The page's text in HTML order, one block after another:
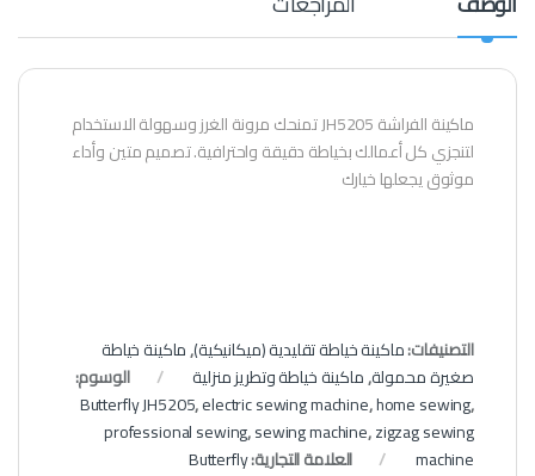
ماكينة الفراشة JH5205 تمنحك مرونة الغرز وسهولة الاستخدام
لتنجزي كل أعمالك بخياطة دقيقة واحترافية. تصميم متين وأداء
موثوق يجعلها خيارك
التصنيفات:ماكينة خياطة تقليدية (ميكانيكية),ماكينة خياطة
صغيرة محمولة,ماكينة خياطة وتطريز منزلية
الوسوم:
Butterfly JH5205,electric sewing machine,home sewing,
professional sewing,sewing machine,zigzag sewing
machine
العلامة التجارية:Butterfly